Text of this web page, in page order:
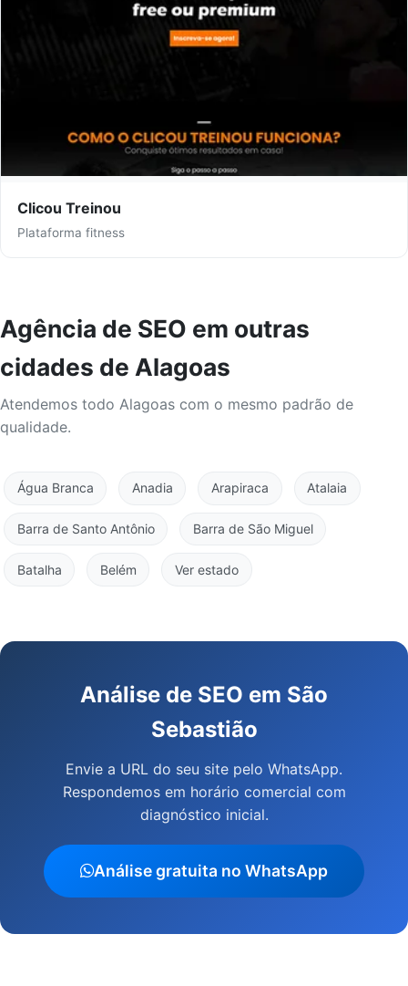
Clicou Treinou
Plataforma fitness
Agência de SEO em outras
cidades de Alagoas
Atendemos todo Alagoas com o mesmo padrão de
qualidade.
Água Branca Anadia Arapiraca Atalaia
Barra de Santo Antônio Barra de São Miguel
Batalha Belém Ver estado
Análise de SEO em São
Sebastião
Envie a URL do seu site pelo WhatsApp.
Respondemos em horário comercial com
diagnóstico inicial.
Análise gratuita no WhatsApp